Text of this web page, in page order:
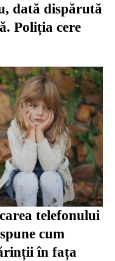
dată dispărută
Poliția cere
telefonului
cum
în fața